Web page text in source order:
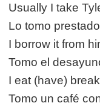
Usually I take
Lo tomo
I borrow it from
Tomo el
I eat (have)
Tomo un café